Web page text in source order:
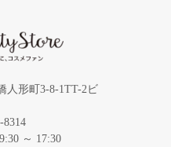
人形町3-8-1TT-2ビ
8314
～ 17:30